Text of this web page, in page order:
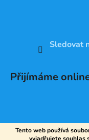
Tento web používá
Sledovat
Přijímáme